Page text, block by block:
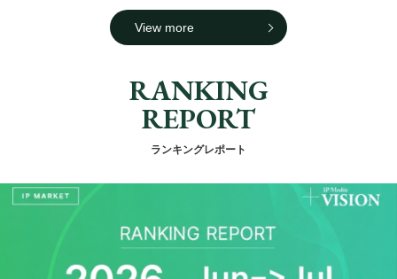
View more
RANKING
REPORT
ランキングレポート